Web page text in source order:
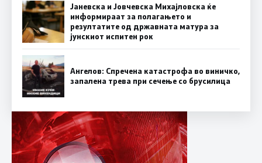
Јаневска и Јовчевска Михајловска ќе
информираат за полагањето и
резултатите од државната матура за
јунскиот испитен рок
Ангелов: Спречена катастрофа во виничко,
запалена трева при сечење со брусилица